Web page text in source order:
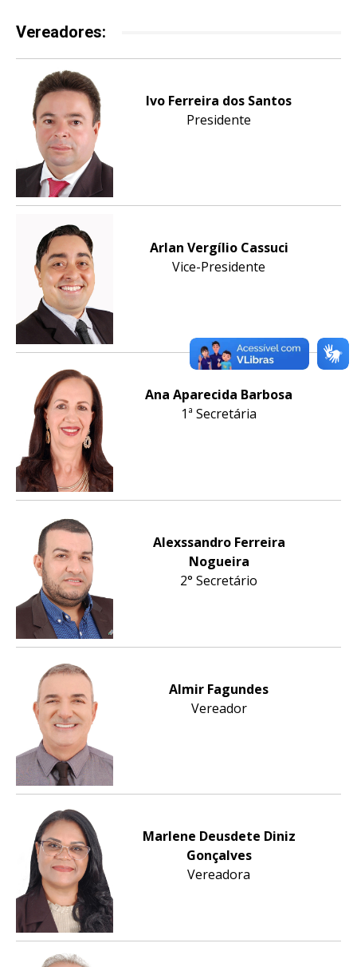
Vereadores:
Ivo Ferreira dos Santos
Presidente
Arlan Vergílio Cassuci
Vice-Presidente
Ana Aparecida Barbosa
1ª Secretária
Alexssandro Ferreira
Nogueira
2° Secretário
Almir Fagundes
Vereador
Marlene Deusdete Diniz
Gonçalves
Vereadora